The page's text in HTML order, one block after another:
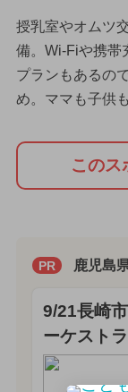
授乳室やオムツ
備。Wi-Fiや携帯
プランもあるの
め。ママも子供
このス
PR 鹿児島
9/21長崎
ーケスト